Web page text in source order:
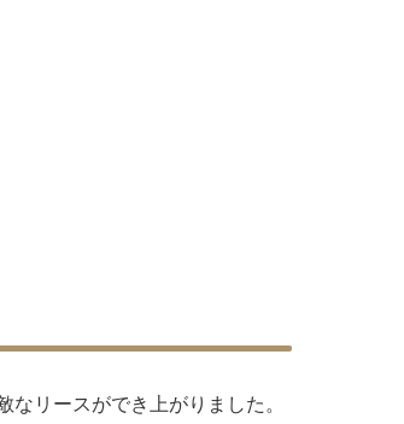
リースができ上がりました。